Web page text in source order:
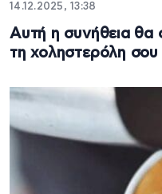
14.12.2025, 13:38
Αυτή η συνήθεια θα
τη χοληστερόλη σου